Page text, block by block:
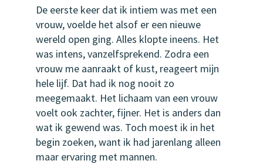
De eerste keer dat ik intiem was met een
vrouw, voelde het alsof er een nieuwe
wereld open ging. Alles klopte ineens. Het
was intens, vanzelfsprekend. Zodra een
vrouw me aanraakt of kust, reageert mijn
hele lijf. Dat had ik nog nooit zo
meegemaakt. Het lichaam van een vrouw
voelt ook zachter, fijner. Het is anders dan
wat ik gewend was. Toch moest ik in het
begin zoeken, want ik had jarenlang alleen
maar ervaring met mannen.